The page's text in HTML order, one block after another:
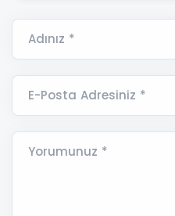
Adınız *
E-Posta Adresiniz *
Yorumunuz *